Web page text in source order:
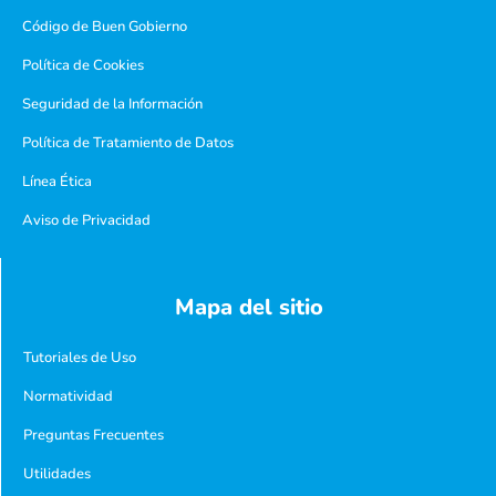
Código de Buen Gobierno
Política de Cookies
Seguridad de la Información
Política de Tratamiento de Datos
Línea Ética
Aviso de Privacidad
Mapa del sitio
Tutoriales de Uso
Normatividad
Preguntas Frecuentes
Utilidades